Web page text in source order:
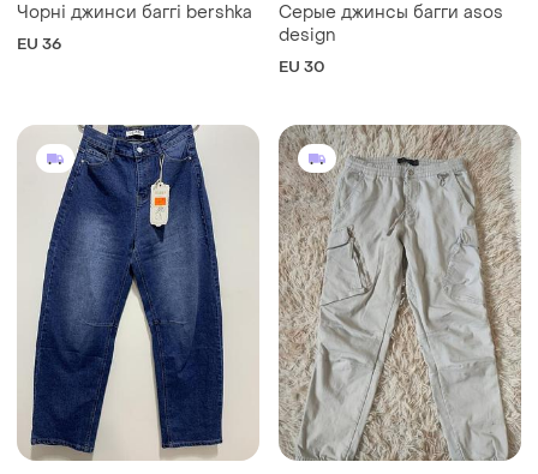
Чорні джинси баггі bershka
EU 36
Серые джинсы багги asos
design
EU 30